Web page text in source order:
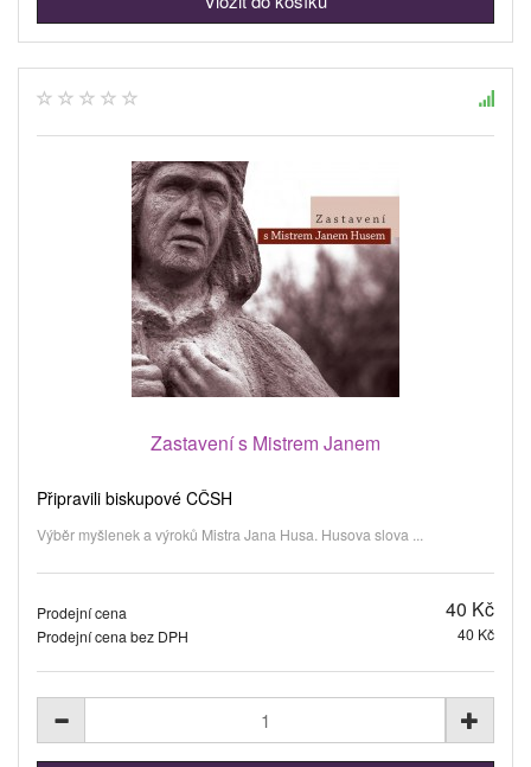
Zastavení s Mistrem Janem
Připravili biskupové CČSH
Výběr myšlenek a výroků Mistra Jana Husa. Husova slova ...
Prodejní cena 40 Kč
Prodejní cena bez DPH 40 Kč